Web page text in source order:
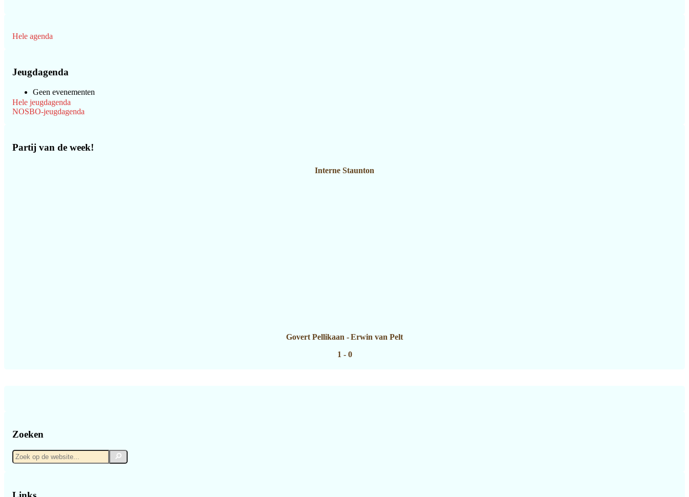
Hele agenda
Jeugdagenda
Geen evenementen
Hele jeugdagenda
NOSBO-jeugdagenda
Partij van de week!
Interne Staunton
Govert Pellikaan - Erwin van Pelt
1 - 0
Zoeken
Zoek
op
Zoek